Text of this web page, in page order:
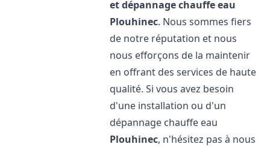
et dépannage chauffe eau
Plouhinec. Nous sommes fiers
de notre réputation et nous
nous efforçons de la maintenir
en offrant des services de haute
qualité. Si vous avez besoin
d'une installation ou d'un
dépannage chauffe eau
Plouhinec, n'hésitez pas à nous